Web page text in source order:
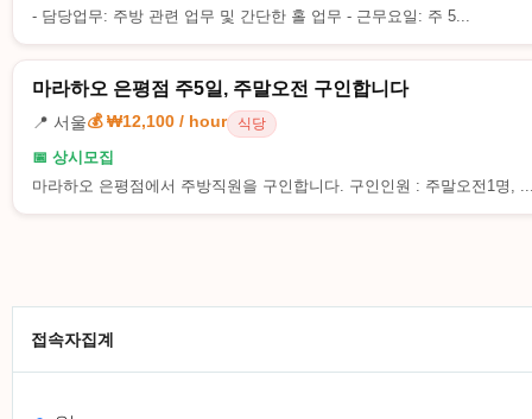
- 담당업무: 주방 관련 업무 및 간단한 홀 업무 - 근무요일: 주 5...
마라하오 은평점 주5일, 주말오전 구인합니다
📍 서울💰 ₩12,100 / hour 식당
📅 상시모집
마라하오 은평점에서 주방직원을 구인합니다. 구인인원 : 주말오전1명,
접속자집계